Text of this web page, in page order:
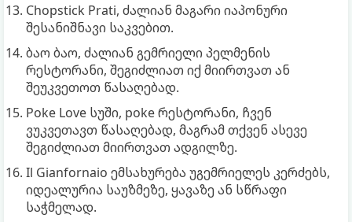
Chopstick Prati, ძალიან მაგარი იაპონური
შესანიშნავი საკვებით.
ბაო ბაო, ძალიან გემრიელი პელმენის
რესტორანი, შეგიძლიათ იქ მიირთვათ ან
შეუკვეთოთ წასაღებად.
Poke Love სუში, poke რესტორანი, ჩვენ
ვუკვეთავთ წასაღებად, მაგრამ თქვენ ასევე
შეგიძლიათ მიირთვათ ადგილზე.
Il Gianfornaio ემსახურება უგემრიელეს კერძებს,
იდეალურია საუზმეზე, ყავაზე ან სწრაფი
საჭმელად.